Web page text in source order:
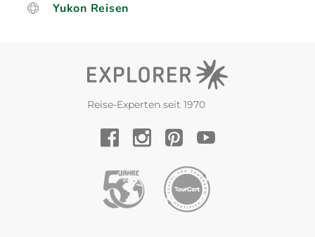
Yukon Reisen
Reise-Experten seit 1970